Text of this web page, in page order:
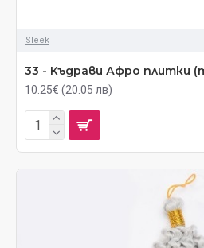
Sleek
33 - Къдрави Афро плитки
10.25€ (20.05 лв)